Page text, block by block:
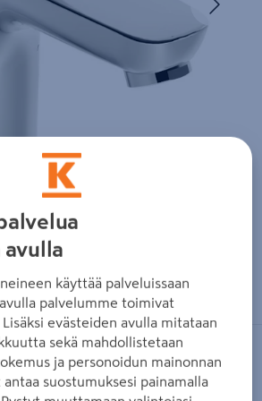
1010F-105 Safira
avulla
käyttää palveluissaan
palvelumme toimivat
evästeiden avulla mitataan
sekä mahdollistetaan
ja personoidun mainonnan
suostumuksesi painamalla